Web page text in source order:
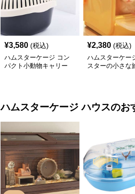
¥3,580 (税込)
ハムスターケージ コン
パクト小動物キャリー
¥2,380 (税込)
ハムスターケー
スターの小さな
ハムスターケージ ハウスのお